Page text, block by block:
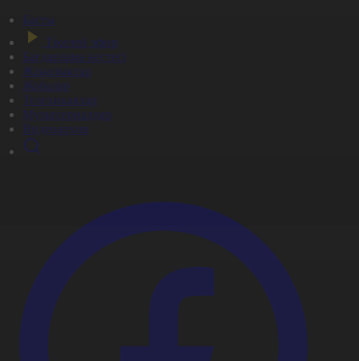
Басты
Тікелей эфир
Бағдарлама кестесі
Жаңалықтар
Жобалар
Телехикаялар
Мультсериалдар
Видеоархив